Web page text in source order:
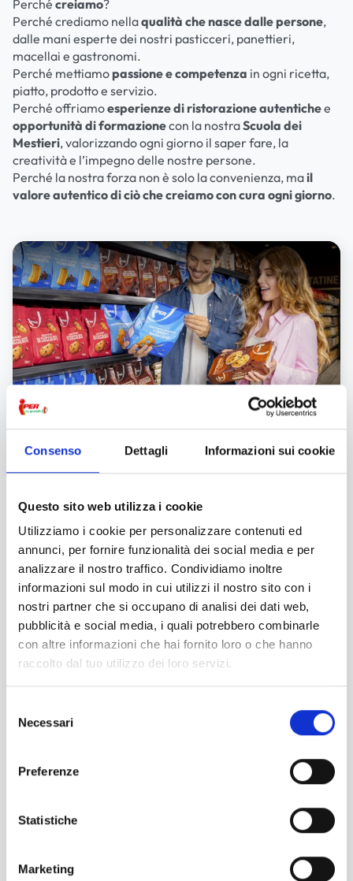
Consenso Dettagli Informazioni sui cookie
Questo sito web utilizza i cookie
Utilizziamo i cookie per personalizzare contenuti ed
annunci, per fornire funzionalità dei social media e per
analizzare il nostro traffico. Condividiamo inoltre
informazioni sul modo in cui utilizzi il nostro sito con i
nostri partner che si occupano di analisi dei dati web,
pubblicità e social media, i quali potrebbero combinarle
con altre informazioni che hai fornito loro o che hanno
raccolto dal tuo utilizzo dei loro servizi.
delNecessari
Preferenze
Statistiche
Marketing
Perché creiamo?
Perché crediamo nellaqualità che nasce dalle persone,
dalle mani esperte dei nostri pasticceri, panettieri,
macellai e gastronomi.
Perché mettiamopassione e competenza in ogni ricetta,
piatto, prodotto e servizio.
Perché offriamoesperienze di ristorazione autentichee
opportunità di formazionecon la nostraScuola dei
Mestieri, valorizzando ogni giorno il saper fare, la
creatività e l’impegno delle nostre persone.
Perché la nostra forza non è solo la convenienza, mail
valore autentico di ciò che creiamo con cura ogni giorno.
Play
Da Iper realizziamo bouquet di fiori freschi,
sulla